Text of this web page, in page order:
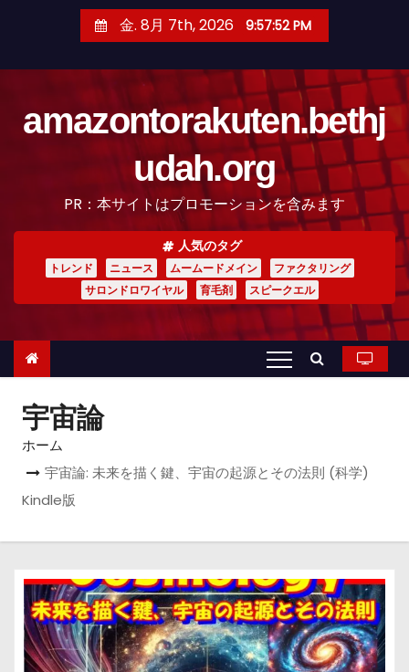
金. 8月 7th, 2026 9:57:53 PM
amazontorakuten.bethj
udah.org
PR：本サイトはプロモーションを含みます
人気のタグ
トレンド ニュース ムームードメイン
ファクタリング
サロンドロワイヤル
育毛剤 スピークエル
宇宙論
ホーム
宇宙論: 未来を描く鍵、宇宙の起源とその法則 (科学)
Kindle版